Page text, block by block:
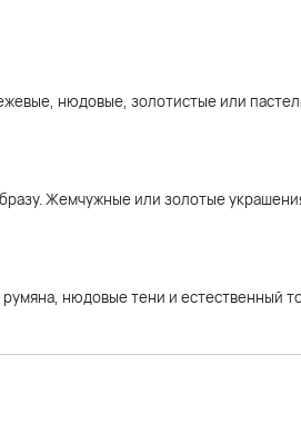
нюдовые, золотистые или
Жемчужные или золотые
нюдовые тени и естественный